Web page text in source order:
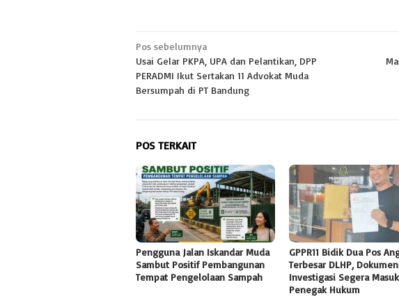
Navigasi
pos
Pos sebelumnya
Usai Gelar PKPA, UPA dan Pelantikan, DPP
PERADMI Ikut Sertakan 11 Advokat Muda
Bersumpah di PT Bandung
POS TERKAIT
Pengguna Jalan Iskandar Muda
Sambut Positif Pembangunan
Tempat Pengelolaan Sampah
GPPR11 Bidik Dua Pos
Terbesar DLHP, Dokumen
Investigasi Segera
Penegak Hukum